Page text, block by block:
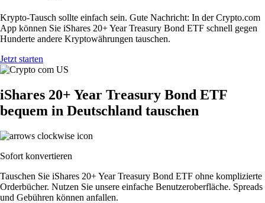
Krypto-Tausch sollte einfach sein. Gute Nachricht: In der Crypto.com
App können Sie iShares 20+ Year Treasury Bond ETF schnell gegen
Hunderte andere Kryptowährungen tauschen.
Jetzt starten
iShares 20+ Year Treasury Bond ETF
bequem in Deutschland tauschen
Sofort konvertieren
Tauschen Sie iShares 20+ Year Treasury Bond ETF ohne komplizierte
Orderbücher. Nutzen Sie unsere einfache Benutzeroberfläche. Spreads
und Gebühren können anfallen.